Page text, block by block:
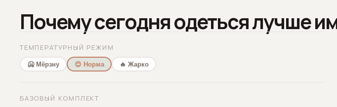
Почему сегодня одеться лучше
ТЕМПЕРАТУРНЫЙ РЕЖИМ
🥶 Мёрзну 😊 Норма 🔥 Жарко
БАЗОВЫЙ КОМПЛЕКТ